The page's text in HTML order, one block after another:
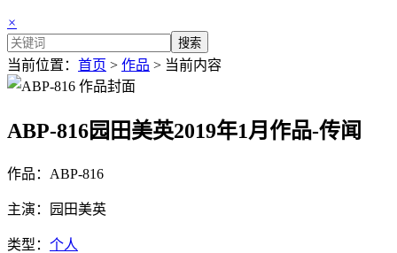
×
搜索
当前位置： 首页 > 作品 > 当前内容
ABP-816园田美英2019年1月作品-传闻
作品：ABP-816
主演：园田美英
类型： 个人